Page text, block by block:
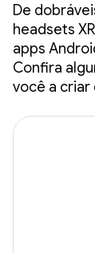
De
headsets
apps
Confira
você a criar